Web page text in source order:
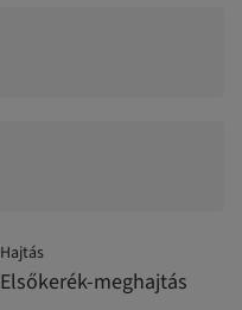
Hajtás
Elsőkerék-meghajtás